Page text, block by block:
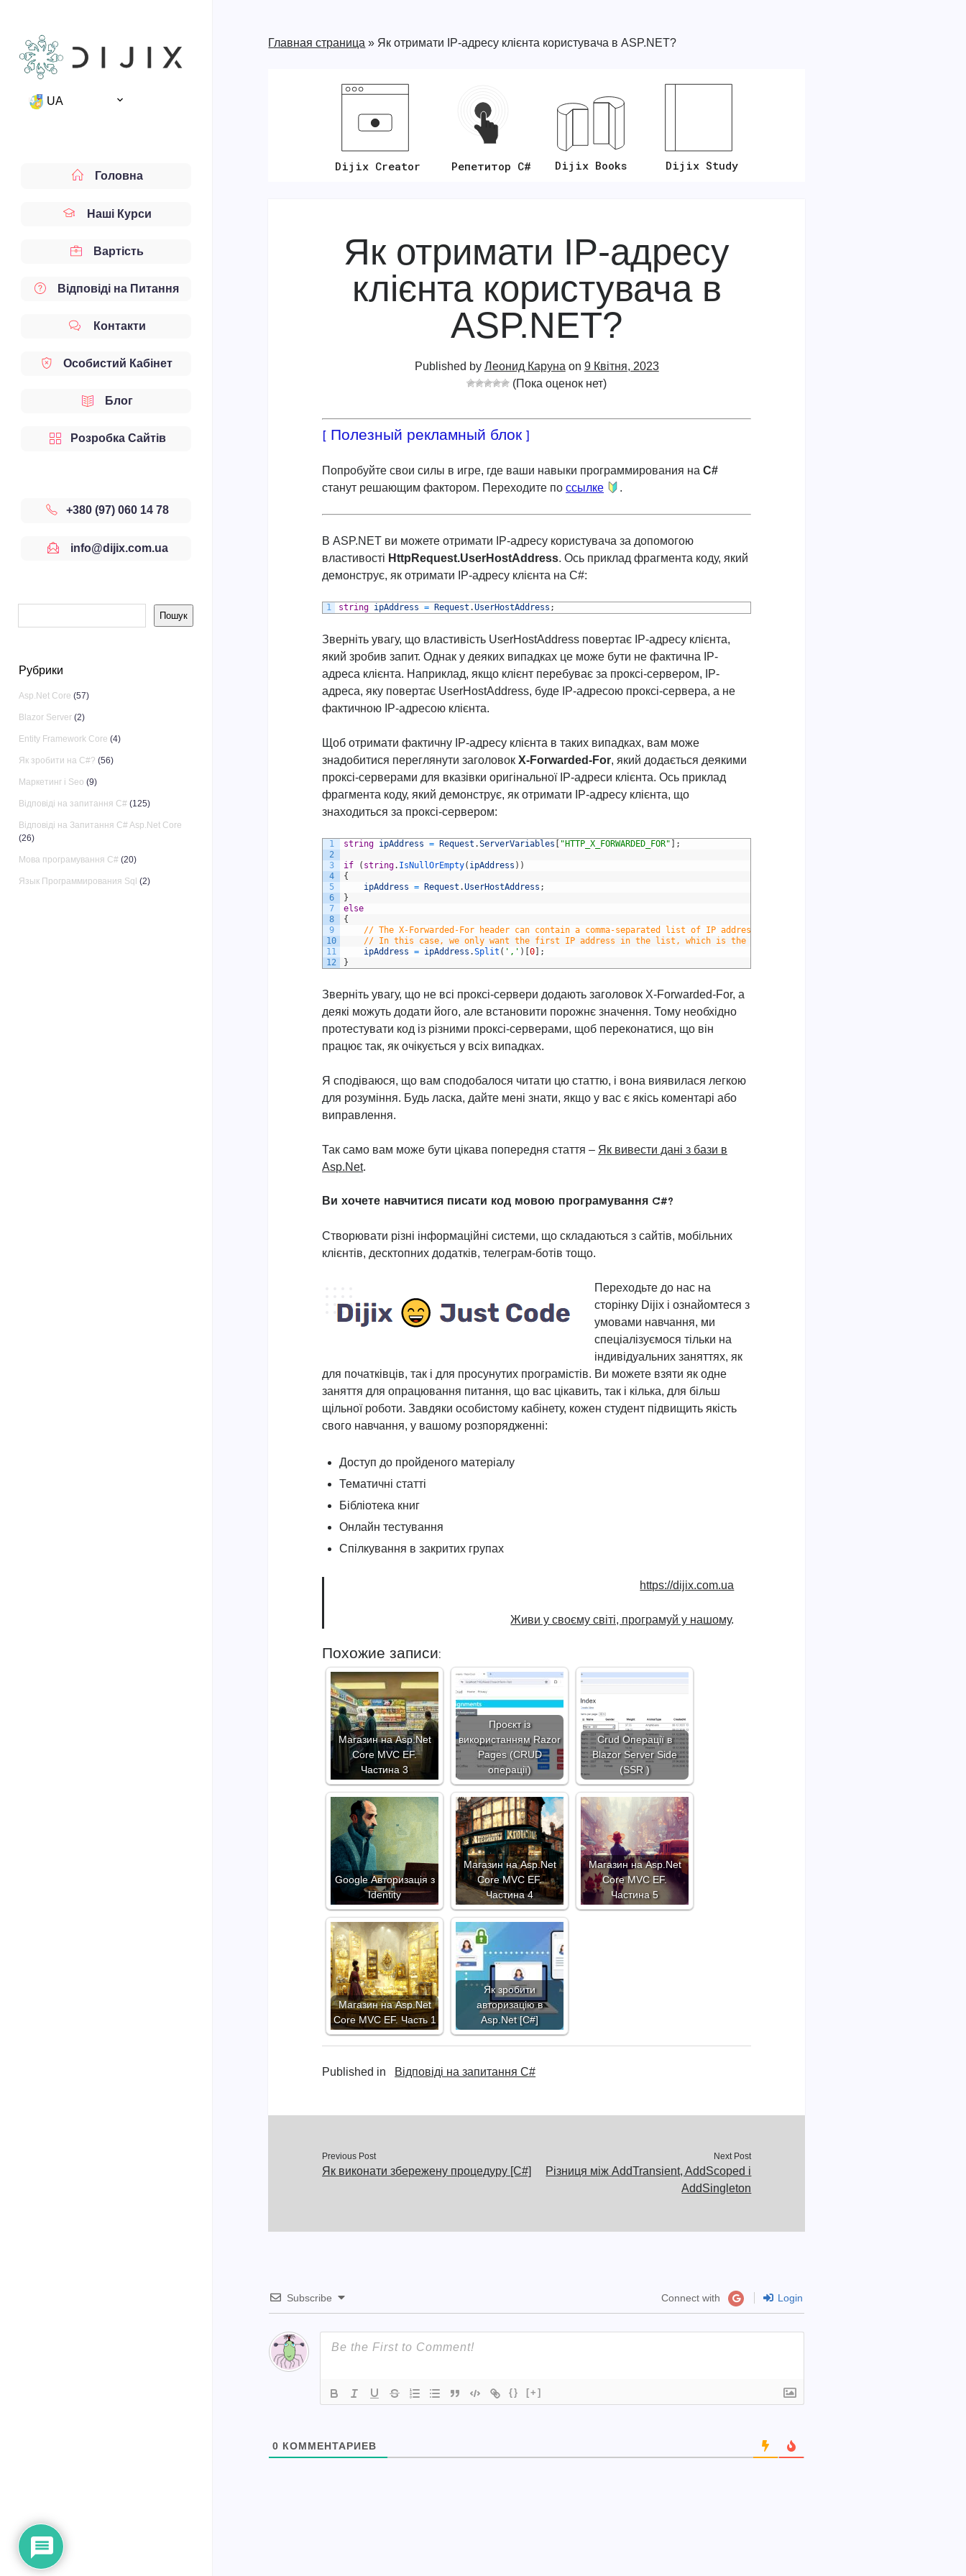
UA
Головна
Наші Курси
Вартість
Відповіді на Питання
Контакти
Особистий Кабінет
Блог
Розробка Сайтів
+380 (97) 060 14 78
info@dijix.com.ua
Sidebar
Пошук
Рубрики
Asp.Net Core (57)
Blazor Server(2)
Entity Framework Core (4)
Як зробити на C#? (56)
Маркетинг і Seo (9)
Відповіді на запитання C#(125)
Відповіді на Запитання C# Asp.Net Core
(26)
Мова програмування C#(20)
Язык Программирования Sql (2)
Главная страница » Як отримати IP-адресу клієнта користувача в ASP.NET?
Dijix Creator Репетитор C# Dijix Books Dijix Study
Як отримати IP-адресу
клієнта користувача в
ASP.NET?
Published by Леонид Каруна on 9 Квітня, 2023
(Пока оценок нет)
[ Полезный рекламный блок ]
Попробуйте свои силы в игре, где ваши навыки программирования наC#
станут решающим фактором. Переходите поссылке .
В ASP.NET ви можете отримати IP-адресу користувача за допомогою
властивості HttpRequest.UserHostAddress. Ось приклад фрагмента коду, який
демонструє, як отримати IP-адресу клієнта на C#:
1 string ipAddress = Request .UserHostAddress ;
Зверніть увагу, що властивість UserHostAddress повертає IP-адресу клієнта,
який зробив запит. Однак у деяких випадках це може бути не фактична IP-
адреса клієнта. Наприклад, якщо клієнт перебуває за проксі-сервером, IP-
адреса, яку повертає UserHostAddress, буде IP-адресою проксі-сервера, а не
фактичною IP-адресою клієнта.
Щоб отримати фактичну IP-адресу клієнта в таких випадках, вам може
знадобитися переглянути заголовокX-Forwarded-For, який додається деякими
проксі-серверами для вказівки оригінальної IP-адреси клієнта. Ось приклад
фрагмента коду, який демонструє, як отримати IP-адресу клієнта, що
знаходиться за проксі-сервером:
1
2
3
4
5
6
7
8
9
10
11
12
string ipAddress = Request .ServerVariables "HTTP_X_FORWARDED_FOR" ;
if ( string. IsNullOrEmpty( ipAddress ) )
{
ipAddress = Request .UserHostAddress ;
}
else
{
// The X-Forwarded-For header can contain a comma-separated list of IP addresses.
// In this case, we only want the first IP address in the list, which is the client's IP address.
ipAddress = ipAddress .Split ( ',' ) [0
;
}
Зверніть увагу, що не всі проксі-сервери додають заголовок X-Forwarded-For, а
деякі можуть додати його, але встановити порожнє значення. Тому необхідно
протестувати код із різними проксі-серверами, щоб переконатися, що він
працює так, як очікується у всіх випадках.
Я сподіваюся, що вам сподобалося читати цю статтю, і вона виявилася легкою
для розуміння. Будь ласка, дайте мені знати, якщо у вас є якісь коментарі або
виправлення.
Так само вам може бути цікава попередня стаття – Як вивести дані з бази в
Asp.Net.
Ви хочете навчитися писати код мовою програмування C#?
Створювати різні інформаційні системи, що складаються з сайтів, мобільних
клієнтів, десктопних додатків, телеграм-ботів тощо.
Переходьте до нас на
сторінку Dijix і ознайомтеся з
умовами навчання, ми
спеціалізуємося тільки на
індивідуальних заняттях, як
для початківців, так і для просунутих програмістів. Ви можете взяти як одне
заняття для опрацювання питання, що вас цікавить, так і кілька, для більш
щільної роботи. Завдяки особистому кабінету, кожен студент підвищить якість
свого навчання, у вашому розпорядженні:
Доступ до пройденого матеріалу
Тематичні статті
Бібліотека книг
Онлайн тестування
Спілкування в закритих групах
https://dijix.com.ua
Живи у своєму світі, програмуй у нашому.
Похожие записи:
Магазин на Asp.Net
Core MVC EF.
Частина 3
Проєкт із
використанням Razor
Pages (CRUD
операції)
Crud Операції в
Blazor Server Side
(SSR )
Google Авторизація з
Identity
Магазин на Asp.Net
Core MVC EF.
Частина 4
Магазин на Asp.Net
Core MVC EF.
Частина 5
Магазин на Asp.Net
Core MVC EF. Часть 1
Як зробити
авторизацію в
Asp.Net [C#]
Published in Відповіді на запитання C#
Previous Post
Як виконати збережену процедуру [C#]
Next Post
Різниця між AddTransient, AddScoped і
AddSingleton
Subscribe Connect with Login
{} [+]
0 КОММЕНТАРИЕВ